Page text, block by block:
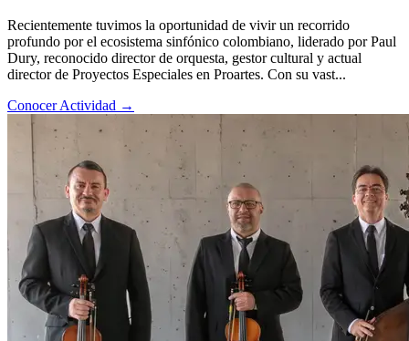
Recientemente tuvimos la oportunidad de vivir un recorrido
profundo por el ecosistema sinfónico colombiano, liderado por Paul
Dury, reconocido director de orquesta, gestor cultural y actual
director de Proyectos Especiales en Proartes. Con su vast...
Conocer Actividad →